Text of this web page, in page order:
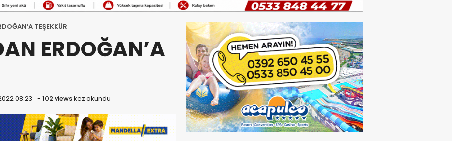
TEŞEKKÜR
ERDOĞAN’A
08:23 - 102 viewskez okundu